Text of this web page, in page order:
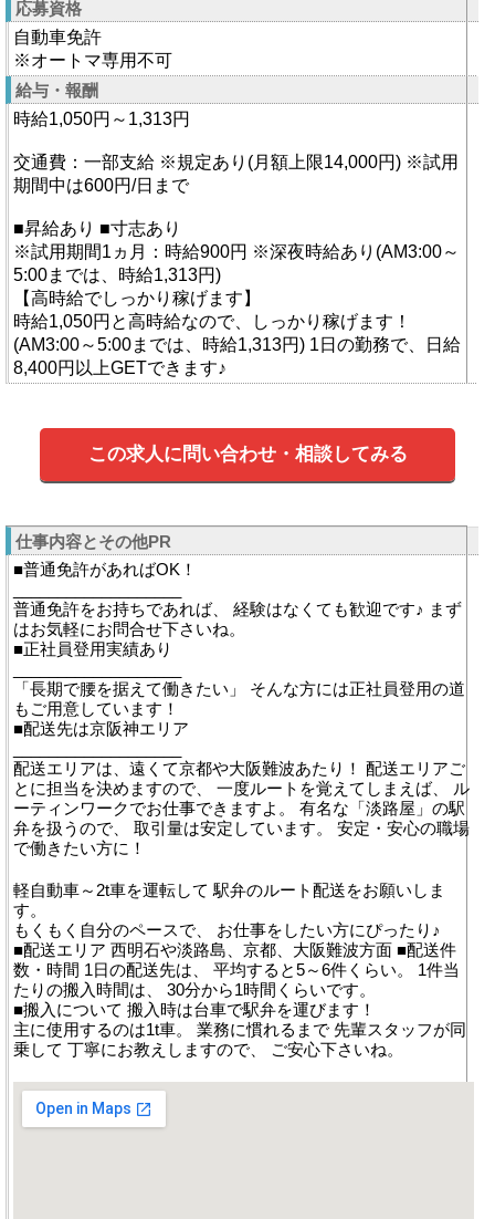
応募資格
自動車免許
※オートマ専用不可
給与・報酬
時給1,050円～1,313円
交通費：一部支給 ※規定あり(月額上限14,000円) ※試用
期間中は600円/日まで
■昇給あり ■寸志あり
※試用期間1ヵ月：時給900円 ※深夜時給あり(AM3:00～
5:00までは、時給1,313円)
【高時給でしっかり稼げます】
時給1,050円と高時給なので、しっかり稼げます！
(AM3:00～5:00までは、時給1,313円) 1日の勤務で、日給
8,400円以上GETできます♪
この求人に問い合わせ・相談してみる
仕事内容とその他PR
■普通免許があればOK！
普通免許をお持ちであれば、 経験はなくても歓迎です♪ まず
はお気軽にお問合せ下さいね。
■正社員登用実績あり
「長期で腰を据えて働きたい」 そんな方には正社員登用の道
もご用意しています！
■配送先は京阪神エリア
配送エリアは、遠くて京都や大阪難波あたり！ 配送エリアご
とに担当を決めますので、 一度ルートを覚えてしまえば、 ル
ーティンワークでお仕事できますよ。 有名な「淡路屋」の駅
弁を扱うので、 取引量は安定しています。 安定・安心の職場
で働きたい方に！
軽自動車～2t車を運転して 駅弁のルート配送をお願いしま
す。
もくもく自分のペースで、 お仕事をしたい方にぴったり♪
■配送エリア 西明石や淡路島、京都、大阪難波方面 ■配送件
数・時間 1日の配送先は、 平均すると5～6件くらい。 1件当
たりの搬入時間は、 30分から1時間くらいです。
■搬入について 搬入時は台車で駅弁を運びます！
主に使用するのは1t車。 業務に慣れるまで 先輩スタッフが同
乗して 丁寧にお教えしますので、 ご安心下さいね。